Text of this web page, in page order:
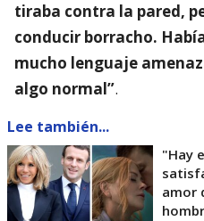
tiraba contra la pared,
conducir borracho.
mucho lenguaje
algo normal”.
Lee también...
"Hay
amor